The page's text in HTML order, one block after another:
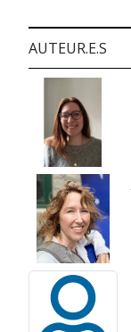
AUTEUR.E.S